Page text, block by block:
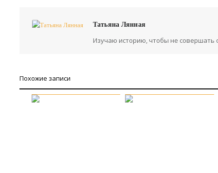
Татьяна Лянная
Изучаю историю, чтобы не совершать
Похожие записи